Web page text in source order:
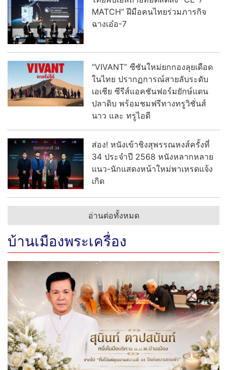
บันเทิง
“สมูทอี” เปิดตัว หลิง-ออม ร่วมสร้างปรากฎการณ์ผิวใหม่ ชู
เฟียส”
ไทยพีบีเอสถ่ายทอดสดส่ง “CE-7
MATCH” ฝีมือคนไทยร่วมภารกิจ
“VIVANT” ซีซันใหม่ยกกองลุยเดือด
ในไทย ปรากฏการณ์สายลับระดับ
เอเชีย ซีรีส์แอคชันฟอร์มยักษ์แดน
ปลาดิบ พร้อมชมฟรีทางทรูวิชั่นส์
นาว และ ทรูไอดี